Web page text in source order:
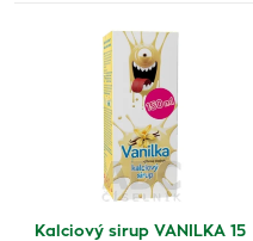
Kalciový sirup VANILKA 15